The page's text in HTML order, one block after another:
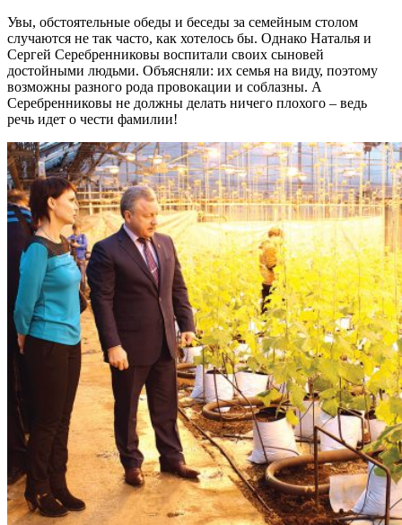
Увы, обстоятельные обеды и беседы за семейным столом
случаются не так часто, как хотелось бы. Однако Наталья и
Сергей Серебренниковы воспитали своих сыновей
достойными людьми. Объясняли: их семья на виду, поэтому
возможны разного рода провокации и соблазны. А
Серебренниковы не должны делать ничего плохого – ведь
речь идет о чести фамилии!